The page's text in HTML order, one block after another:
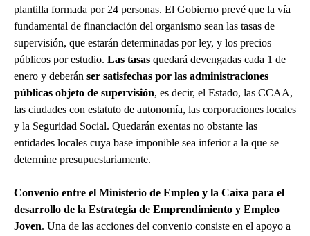
plantilla formada por 24 personas. El Gobierno prevé que la vía
fundamental de financiación del organismo sean las tasas de
supervisión, que estarán determinadas por ley, y los precios
públicos por estudio. Las tasas quedará devengadas cada 1 de
enero y deberán ser satisfechas por las administraciones
públicas objeto de supervisión, es decir, el Estado, las CCAA,
las ciudades con estatuto de autonomía, las corporaciones locales
y la Seguridad Social. Quedarán exentas no obstante las
entidades locales cuya base imponible sea inferior a la que se
determine presupuestariamente.
Convenio entre el Ministerio de Empleo y la Caixa para el
desarrollo de la Estrategia de Emprendimiento y Empleo
Joven. Una de las acciones del convenio consiste en el apoyo a